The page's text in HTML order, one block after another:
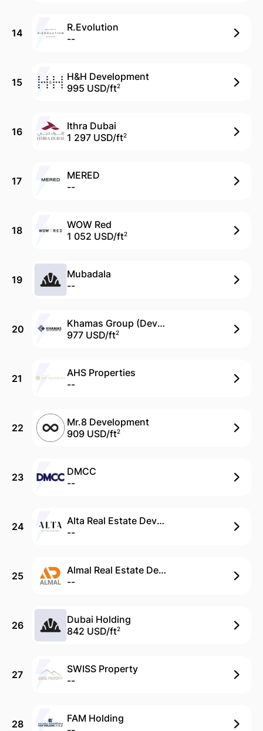
14
R.Evolution
--
15
H&H Development
995 USD/ft2
16
Ithra Dubai
1 297 USD/ft2
17
MERED
--
18
WOW Red
1 052 USD/ft2
19
Mubadala
--
20
Khamas Group (Devmark)
977 USD/ft2
21
AHS Properties
--
22
Mr.8 Development
909 USD/ft2
23
DMCC
--
24
Alta Real Estate Development
--
25
Almal Real Estate Development
--
26
Dubai Holding
842 USD/ft2
27
SWISS Property
--
28
FAM Holding